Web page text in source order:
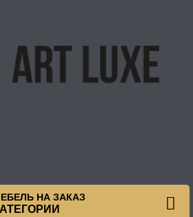
НА ЗАКАЗ